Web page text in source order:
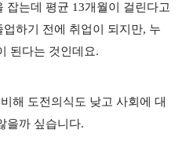
잡는데 평균 13개월이 걸린다고
하기 전에 취업이 되지만, 누
된다는 것인데요.
해 도전의식도 낮고 사회에 대
을까 싶습니다.